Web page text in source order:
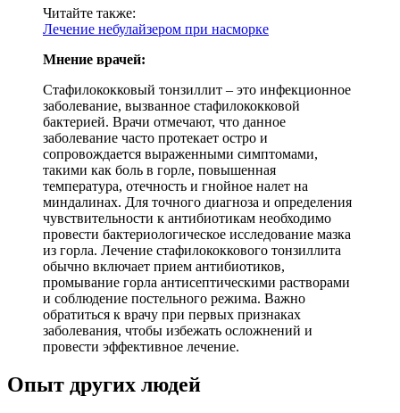
Читайте также:
Лечение небулайзером при насморке
Мнение врачей:
Стафилококковый тонзиллит – это инфекционное
заболевание, вызванное стафилококковой
бактерией. Врачи отмечают, что данное
заболевание часто протекает остро и
сопровождается выраженными симптомами,
такими как боль в горле, повышенная
температура, отечность и гнойное налет на
миндалинах. Для точного диагноза и определения
чувствительности к антибиотикам необходимо
провести бактериологическое исследование мазка
из горла. Лечение стафилококкового тонзиллита
обычно включает прием антибиотиков,
промывание горла антисептическими растворами
и соблюдение постельного режима. Важно
обратиться к врачу при первых признаках
заболевания, чтобы избежать осложнений и
провести эффективное лечение.
Опыт других людей